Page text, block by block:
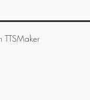
TTSMaker